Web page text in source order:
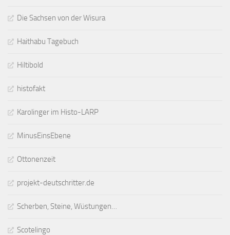
Die Sachsen von der Wisura
Haithabu Tagebuch
Hiltibold
histofakt
Karolinger im Histo-LARP
MinusEinsEbene
Ottonenzeit
projekt-deutschritter.de
Scherben, Steine, Wüstungen…
Scotelingo